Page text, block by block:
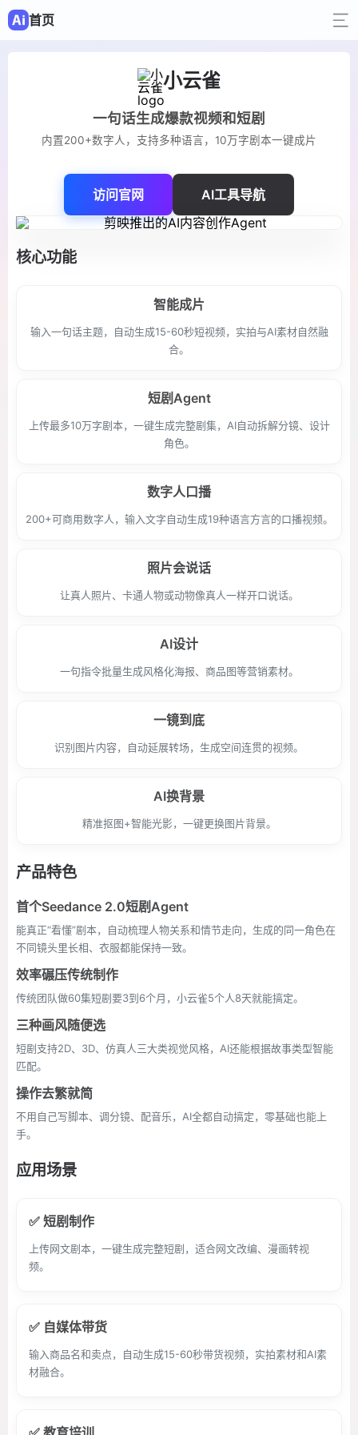
首页
小云雀
一句话生成爆款视频和短剧
内置200+数字人，支持多种语言，10万字剧本一键成片
访问官网 AI工具导航
核心功能
智能成片
输入一句话主题，自动生成15-60秒短视频，实拍与AI素材自然融
合。
短剧Agent
上传最多10万字剧本，一键生成完整剧集，AI自动拆解分镜、设计
角色。
数字人口播
200+可商用数字人，输入文字自动生成19种语言方言的口播视频。
照片会说话
让真人照片、卡通人物或动物像真人一样开口说话。
AI设计
一句指令批量生成风格化海报、商品图等营销素材。
一镜到底
识别图片内容，自动延展转场，生成空间连贯的视频。
AI换背景
精准抠图+智能光影，一键更换图片背景。
产品特色
首个Seedance 2.0短剧Agent
能真正“看懂”剧本，自动梳理人物关系和情节走向，生成的同一角色在
不同镜头里长相、衣服都能保持一致。
效率碾压传统制作
传统团队做60集短剧要3到6个月，小云雀5个人8天就能搞定。
三种画风随便选
短剧支持2D、3D、仿真人三大类视觉风格，AI还能根据故事类型智能
匹配。
操作去繁就简
不用自己写脚本、调分镜、配音乐，AI全都自动搞定，零基础也能上
手。
应用场景
✅ 短剧制作
上传网文剧本，一键生成完整短剧，适合网文改编、漫画转视
频。
✅ 自媒体带货
输入商品名和卖点，自动生成15-60秒带货视频，实拍素材和AI素
材融合。